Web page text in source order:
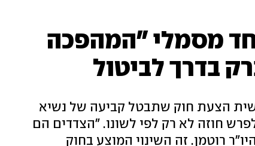
מסמלי "המהפכה
בדרך לביטול
הצעת חוק שתבטל קביעה של נשיא
ה-90, ולפיה ניתן לפרש חוזה לא רק לפי לשונו. "הצדדים הם
רוטמן. זה השינוי המוצע בחוק